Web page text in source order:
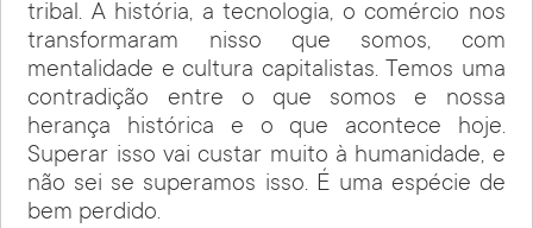
tribal. A história, a tecnologia, o comércio nos
transformaram nisso que somos, com
mentalidade e cultura capitalistas. Temos uma
contradição entre o que somos e nossa
herança histórica e o que acontece hoje.
Superar isso vai custar muito à humanidade, e
não sei se superamos isso. É uma espécie de
bem perdido.